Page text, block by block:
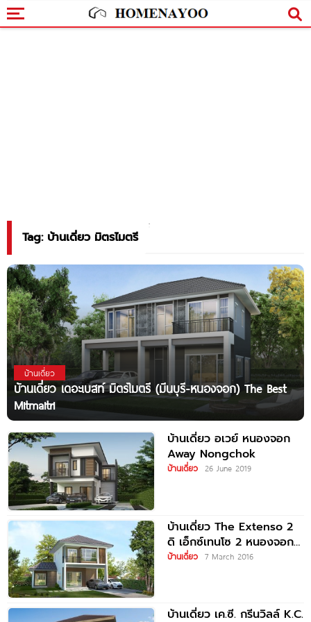
Tag: บ้านเดี่ยว มิตรไมตรี
บ้านเดี่ยว
บ้านเดี่ยว เดอะเบสท์ มิตรไมตรี (มีนบุรี-หนองจอก) The Best
Mitmaitri
บ้านเดี่ยว อเวย์ หนองจอก
Away Nongchok
บ้านเดี่ยว 26 June 2019
บ้านเดี่ยว The Extenso 2
ดิ เอ็กซ์เทนโซ 2 หนองจอก
จาก Smartland
บ้านเดี่ยว 7 March 2016
บ้านเดี่ยว เค.ซี. กรีนวิลล์ K.C.